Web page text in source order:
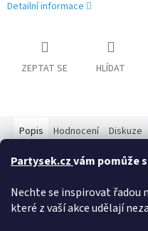
Partysek.czvám pomůže
Nechte se inspirovat řadou
které z vaší akce udělají
Detailní informace
ZEPTAT SE HLÍDAT
Popis Hodnocení Diskuze
Detailní popis
Exkluzivní sada pro všechny
pirátský meč, klapku na oko